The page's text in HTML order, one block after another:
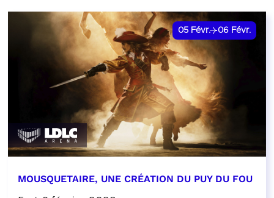
05 Févr. 06 Févr.
MOUSQUETAIRE, UNE CRÉATION DU PUY DU FOU